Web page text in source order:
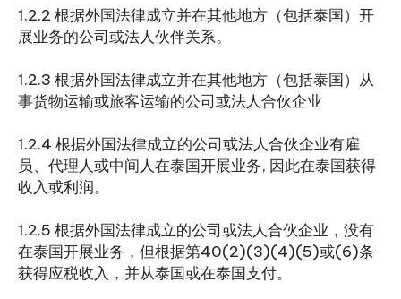
1.2.2 根据外国法律成立并在其他地方（包括泰国）开
展业务的公司或法人伙伴关系。
1.2.3 根据外国法律成立并在其他地方（包括泰国）从
事货物运输或旅客运输的公司或法人合伙企业
1.2.4 根据外国法律成立的公司或法人合伙企业有雇
员、代理人或中间人在泰国开展业务, 因此在泰国获得
收入或利润。
1.2.5 根据外国法律成立的公司或法人合伙企业，没有
在泰国开展业务，但根据第40(2)(3)(4)(5)或(6)条
获得应税收入，并从泰国或在泰国支付。